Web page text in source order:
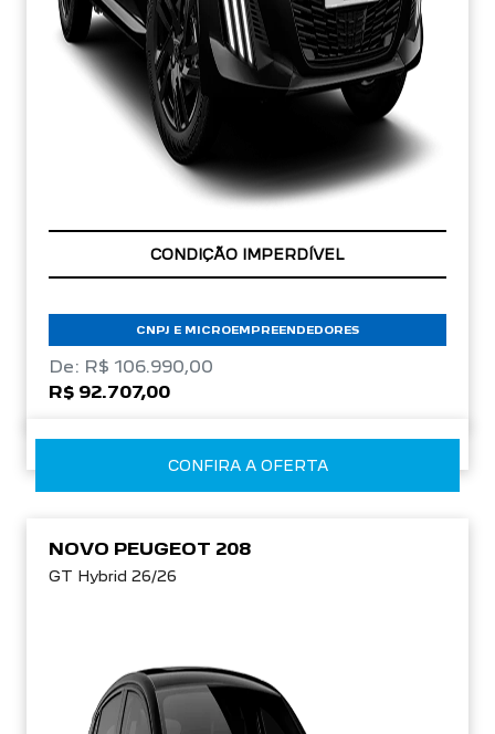
APROVEITE!
CNPJ E MICROEMPREENDEDORES
De: R$ 106.990,00
R$ 92.707,00
CONFIRA A OFERTA
NOVO PEUGEOT 208
GT Hybrid 26/26